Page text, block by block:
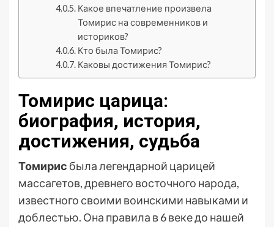
Какое впечатление произвела
Томирис на современников и
историков?
Кто была Томирис?
Каковы достижения Томирис?
Томирис царица:
биография, история,
достижения, судьба
Томирис была легендарной царицей
массагетов, древнего восточного народа,
известного своими воинскими навыками и
доблестью. Она правила в 6 веке до нашей